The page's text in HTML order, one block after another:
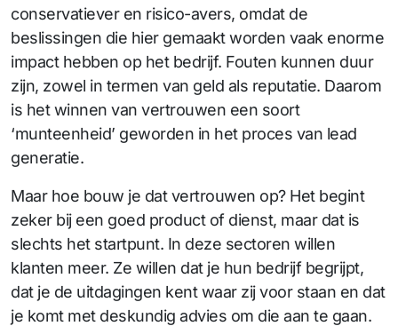
conservatiever en risico-avers, omdat de
beslissingen die hier gemaakt worden vaak enorme
impact hebben op het bedrijf. Fouten kunnen duur
zijn, zowel in termen van geld als reputatie. Daarom
is het winnen van vertrouwen een soort
‘munteenheid’ geworden in het proces van lead
generatie.
Maar hoe bouw je dat vertrouwen op? Het begint
zeker bij een goed product of dienst, maar dat is
slechts het startpunt. In deze sectoren willen
klanten meer. Ze willen dat je hun bedrijf begrijpt,
dat je de uitdagingen kent waar zij voor staan en dat
je komt met deskundig advies om die aan te gaan.